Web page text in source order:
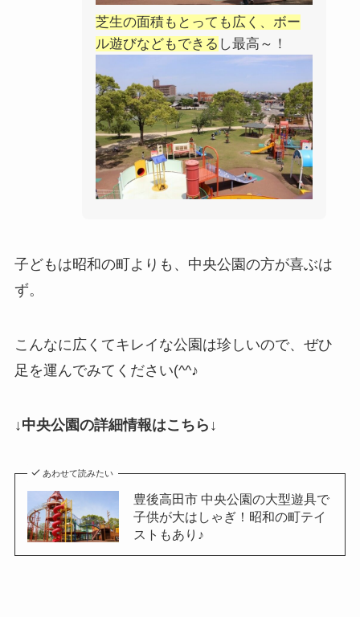
芝生の面積もとっても広く、ボー
ル遊びなどもできる し最高～！
子どもは昭和の町よりも、中央公園の方が喜ぶは
ず。
こんなに広くてキレイな公園は珍しいので、ぜひ
足を運んでみてください(^^♪
↓中央公園の詳細情報はこちら↓
あわせて読みたい
豊後高田市 中央公園の大型遊具で
子供が大はしゃぎ！昭和の町テイ
ストもあり♪